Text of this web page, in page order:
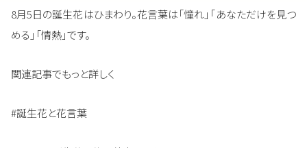
8月5日の誕生花はひまわり。花言葉は「憧れ」「あなただけを見つ
める」「情熱」です。
関連記事でもっと詳しく
#誕生花と花言葉